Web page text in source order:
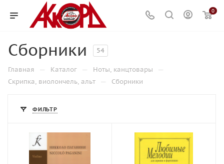
0
Сборники 54
Главная — Каталог — Ноты, канцтовары —
Скрипка, виолончель, альт — Сборники
ФИЛЬТР